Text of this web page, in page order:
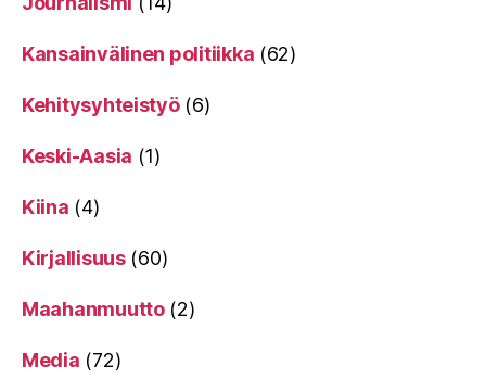
Kansainvälinen politiikka (62)
Kehitysyhteistyö(6)
Keski-Aasia (1)
Kiina (4)
Kirjallisuus(60)
Maahanmuutto(2)
Media (72)